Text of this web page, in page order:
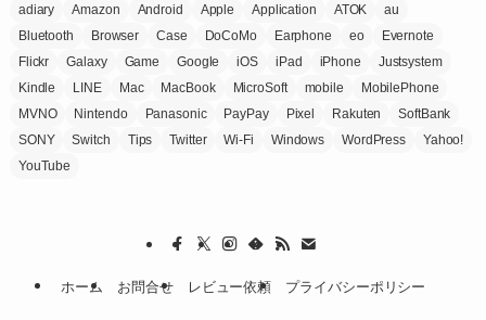
adiary Amazon Android Apple Application ATOK
au
Bluetooth
Browser Case DoCoMo Earphone eo
Evernote
Flickr
Galaxy Game Google iOS iPad iPhone
Justsystem
Kindle
LINE Mac MacBook MicroSoft mobile
MobilePhone
MVNO
Nintendo Panasonic PayPay Pixel Rakuten
SoftBank
SONY
Switch Tips Twitter Wi-Fi Windows WordPress
Yahoo!
YouTube
ホーム お問合せ レビュー依頼 プライバシーポリシー